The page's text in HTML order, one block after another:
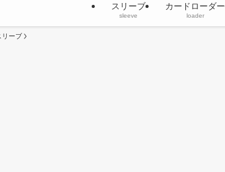
スリーブ
sleeve
カードローダー
loader
リーブ